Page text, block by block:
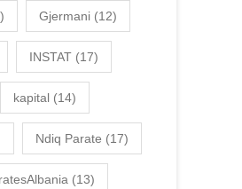
Gjermani (12)
INSTAT (17)
kapital (14)
Ndiq Parate (17)
(13)